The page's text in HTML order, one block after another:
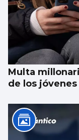
Multa
de los jóvenes